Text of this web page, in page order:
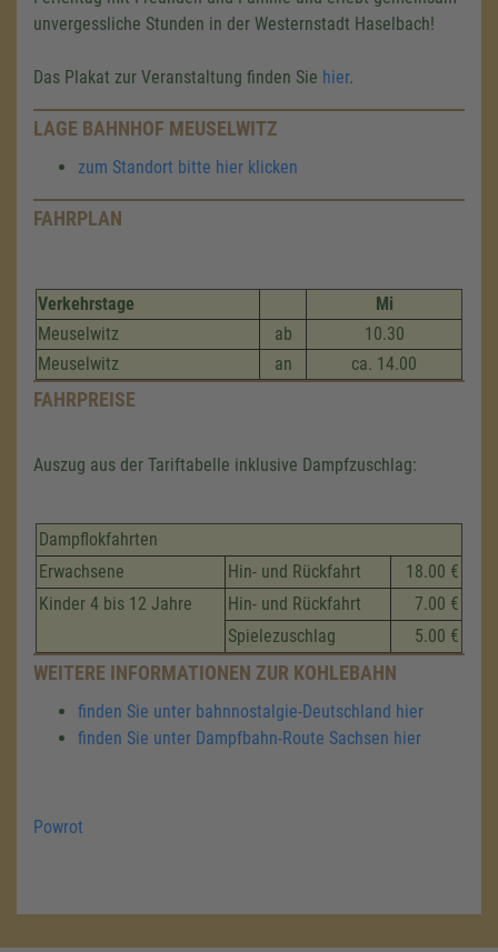
unvergessliche Stunden in der Westernstadt Haselbach!
Das Plakat zur Veranstaltung finden Sie hier.
LAGE BAHNHOF MEUSELWITZ
zum Standort bitte hier klicken
FAHRPLAN
Verkehrstage
Mi
Meuselwitz
ab
10.30
Meuselwitz
an ca. 14.00
FAHRPREISE
Auszug aus der Tariftabelle inklusive Dampfzuschlag:
Dampflokfahrten
Erwachsene
Hin- und Rückfahrt
18.00 €
Kinder 4 bis 12 Jahre
Hin- und Rückfahrt
7.00 €
Spielezuschlag
5.00 €
WEITERE INFORMATIONEN ZUR KOHLEBAHN
finden Sie unter bahnnostalgie-Deutschland hier
finden Sie unter Dampfbahn-Route Sachsen hier
Powrot